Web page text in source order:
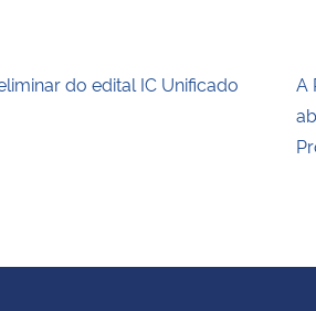
do edital IC Unificado
A